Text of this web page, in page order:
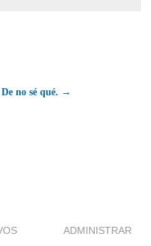
De no sé qué. →
ADMINISTRAR